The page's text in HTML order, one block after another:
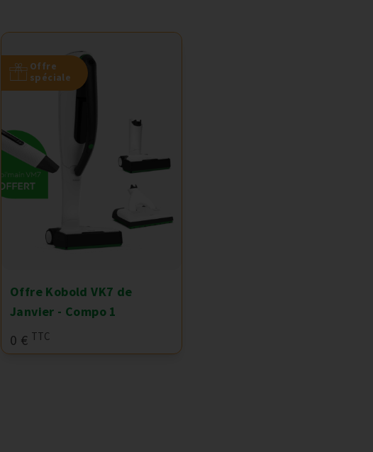
Offre
spéciale
Offre Kobold VK7 de
Janvier - Compo 1
0 € TTC